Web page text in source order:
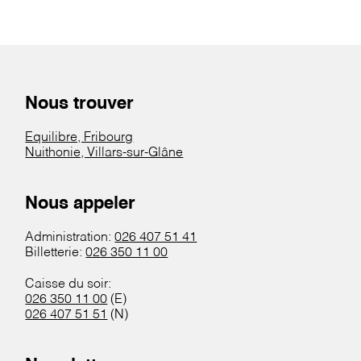
Nous trouver
Equilibre, Fribourg
Nuithonie, Villars-sur-Glâne
Nous appeler
Administration:026 407 51 41
Billetterie:026 350 11 00
Caisse du soir:
026 350 11 00 (E)
026 407 51 51 (N)